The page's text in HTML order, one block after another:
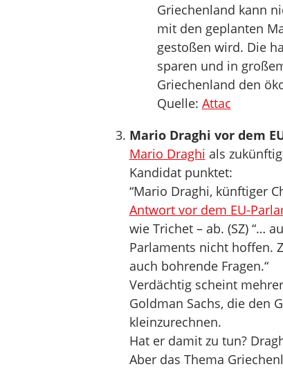
Griechenland kann
mit den geplanten
gestoßen wird. Die
sparen und in
Griechenland den
Quelle: Attac
Mario Draghi vor dem
Mario Draghi als
Kandidat punktet:
“Mario Draghi, künftiger
Antwort vor dem EU-
wie Trichet – ab. (SZ) “…
Parlaments nicht hoffen.
auch bohrende Fragen.“
Verdächtig scheint
Goldman Sachs, die den
kleinzurechnen.
Hat er damit zu tun?
Aber das Thema